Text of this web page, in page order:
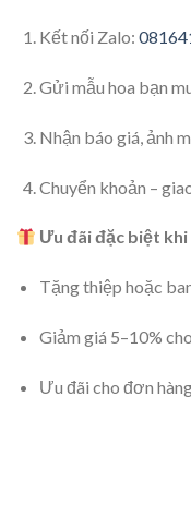
Kết nối Zalo:
Gửi mẫu hoa bạn
Nhận báo giá, ảnh
Chuyển khoản –
Ưu đãi đặc biệt
Tặng thiệp hoặc
Giảm giá 5–10%
Ưu đãi cho đơn